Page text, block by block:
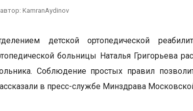
KamranAydinov
детской ортопедической
больницы Наталья Григорьева
Соблюдение простых правил
в пресс-службе Минздрава